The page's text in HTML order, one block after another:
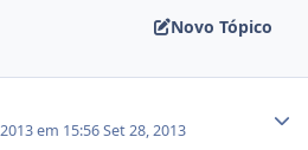
Novo Tópico
em 15:56Set 28, 2013